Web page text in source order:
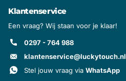
Klantenservice
Een vraag? Wij staan voor je klaar!
0297 - 764 988
klantenservice@luckytouch.nl
Stel jouw vraag via WhatsApp